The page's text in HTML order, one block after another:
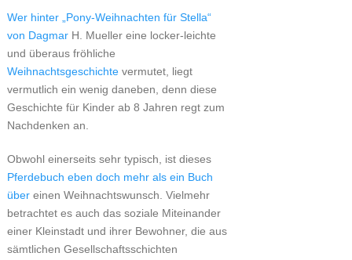
Wer hinter „Pony-Weihnachten für Stella“
von DagmarH. Mueller eine locker-leichte
und überaus fröhliche
Weihnachtsgeschichtevermutet, liegt
vermutlich ein wenig daneben, denn diese
Geschichte für Kinder ab 8 Jahren regt zum
Nachdenken an.
Obwohl einerseits sehr typisch, ist dieses
Pferdebuch eben doch mehr als ein Buch
übereinen Weihnachtswunsch. Vielmehr
betrachtet es auch das soziale Miteinander
einer Kleinstadt und ihrer Bewohner, die aus
sämtlichen Gesellschaftsschichten